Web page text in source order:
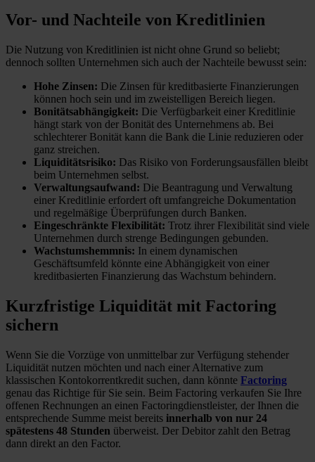
Vor- und Nachteile von Kreditlinien
Die Nutzung von Kreditlinien ist nicht ohne Grund so beliebt;
dennoch sollten Unternehmen sich auch der Nachteile bewusst sein:
Hohe Zinsen: Die Zinsen für kreditbasierte Finanzierungen
können hoch sein und im zweistelligen Bereich liegen.
Bonitätsabhängigkeit: Die Verfügbarkeit einer Kreditlinie
hängt stark von der Bonität des Unternehmens ab. Bei
schlechterer Bonität kann die Bank die Linie reduzieren oder
ganz streichen.
Liquiditätsrisiko: Das Risiko von Forderungsausfällen bleibt
beim Unternehmen selbst.
Verwaltungsaufwand: Die Beantragung und Verwaltung
einer Kreditlinie erfordert oft umfangreiche Dokumentation
und regelmäßige Überprüfungen durch Banken.
Eingeschränkte Flexibilität: Trotz ihrer Flexibilität sind viele
Unternehmen durch strenge Bedingungen gebunden.
Wachstumshemmnis: In einem dynamischen
Geschäftsumfeld könnte eine Abhängigkeit von einer
kreditbasierten Finanzierung das Wachstum behindern.
Kurzfristige Liquidität mit Factoring
sichern
Wenn Sie die Vorzüge von unmittelbar zur Verfügung stehender
Liquidität nutzen möchten und nach einer Alternative zum
klassischen Kontokorrentkredit suchen, dann könnte Factoring
genau das Richtige für Sie sein. Beim Factoring verkaufen Sie Ihre
offenen Rechnungen an einen Factoringdienstleister, der Ihnen die
entsprechende Summe meist bereits innerhalb von nur 24
spätestens 48 Stunden überweist. Der Debitor zahlt den Betrag
dann direkt an den Factor.